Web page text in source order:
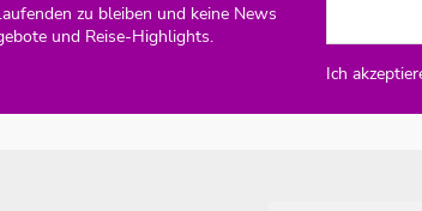
zu bleiben und keine News
und Reise-Highlights.
Ich